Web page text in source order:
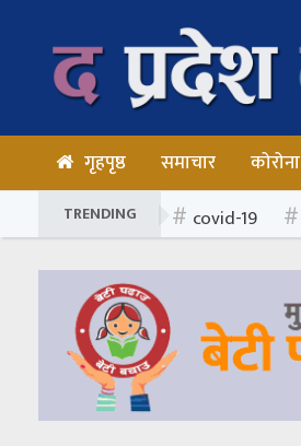
गृहपृष्ठ समाचार
TRENDING covid-19